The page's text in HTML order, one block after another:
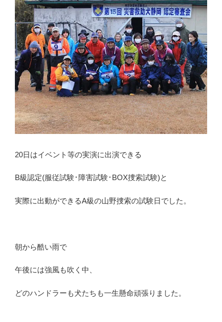
20日はイベント等の実演に出演できる
B級認定(服従試験･障害試験･BOX捜索試験)と
実際に出動ができるA級の山野捜索の試験日でした。
朝から酷い雨で
午後には強風も吹く中、
どのハンドラーも犬たちも一生懸命頑張りました。